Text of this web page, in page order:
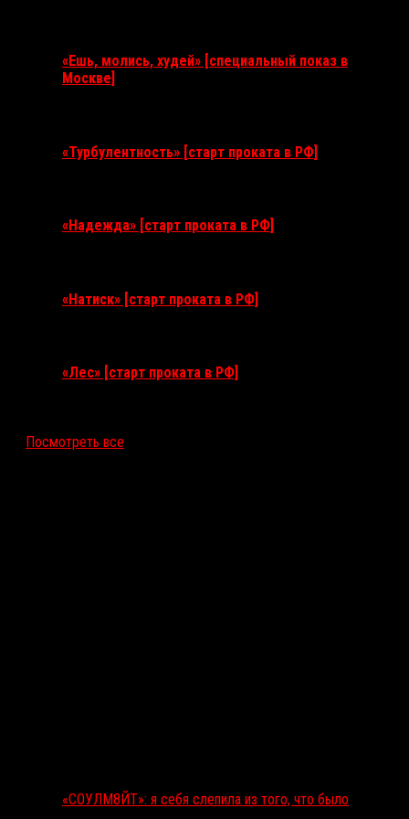
«Ешь, молись, худей» [специальный показ в
Москве]
«Турбулентность» [старт проката в РФ]
«Надежда» [старт проката в РФ]
«Натиск» [старт проката в РФ]
«Лес» [старт проката в РФ]
Посмотреть все
«СОУЛМ8ЙТ»: я себя слепила из того, что было